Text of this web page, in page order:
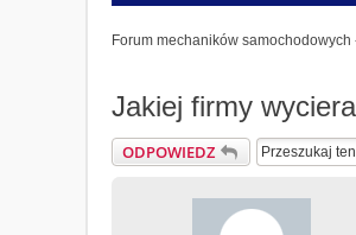
Forum mechaników samochodowych
Jakiej firmy
ODPOWIEDZ